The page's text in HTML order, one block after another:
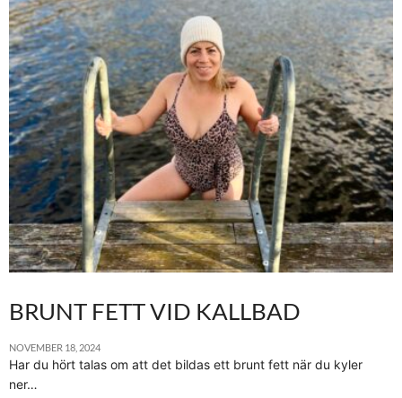
BRUNT FETT VID KALLBAD
NOVEMBER 18, 2024
Har du hört talas om att det bildas ett brunt fett när du kyler
ner…